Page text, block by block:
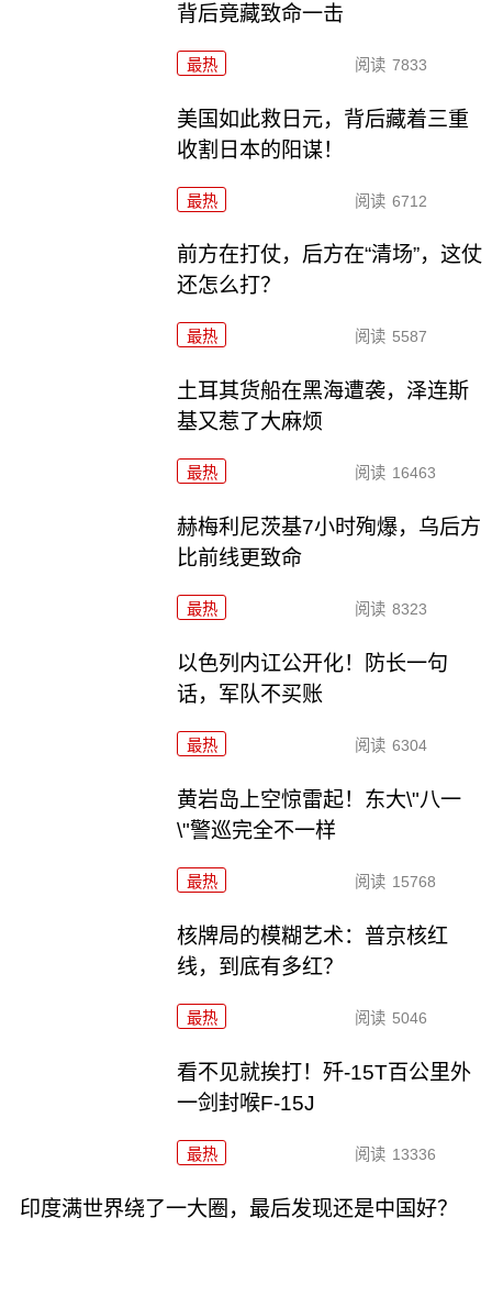
背后竟藏致命一击
最热 阅读 7833
美国如此救日元，背后藏着三重
收割日本的阳谋！
最热 阅读 6712
前方在打仗，后方在“清场”，这仗
还怎么打？
最热 阅读 5587
土耳其货船在黑海遭袭，泽连斯
基又惹了大麻烦
最热 阅读 16463
赫梅利尼茨基7小时殉爆，乌后方
比前线更致命
最热 阅读 8323
以色列内讧公开化！防长一句
话，军队不买账
最热 阅读 6304
黄岩岛上空惊雷起！东大\"八一
\"警巡完全不一样
最热 阅读 15768
核牌局的模糊艺术：普京核红
线，到底有多红？
最热 阅读 5046
看不见就挨打！歼-15T百公里外
一剑封喉F-15J
最热 阅读 13336
印度满世界绕了一大圈，最后发现还是中国好？